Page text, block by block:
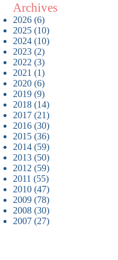
Archives
2026(6)
2025(10)
2024(10)
2023(2)
2022 (3)
2021 (1)
2020(6)
2019(9)
2018(14)
2017(21)
2016(30)
2015(36)
2014(59)
2013(50)
2012 (59)
2011 (55)
2010(47)
2009(78)
2008(30)
2007(27)